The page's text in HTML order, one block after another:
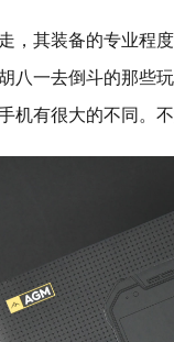
，其装备的专业程
八一去倒斗的那些
机有很大的不同。